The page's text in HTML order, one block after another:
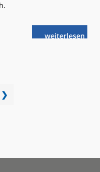
weiterlese
nMünchen:
❯